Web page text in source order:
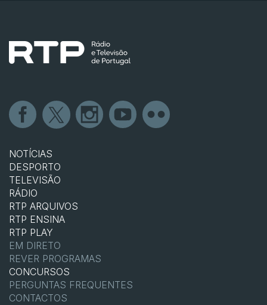
NOTÍCIAS
DESPORTO
TELEVISÃO
RÁDIO
RTP ARQUIVOS
RTP ENSINA
RTP PLAY
EM DIRETO
REVER PROGRAMAS
CONCURSOS
PERGUNTAS FREQUENTES
CONTACTOS